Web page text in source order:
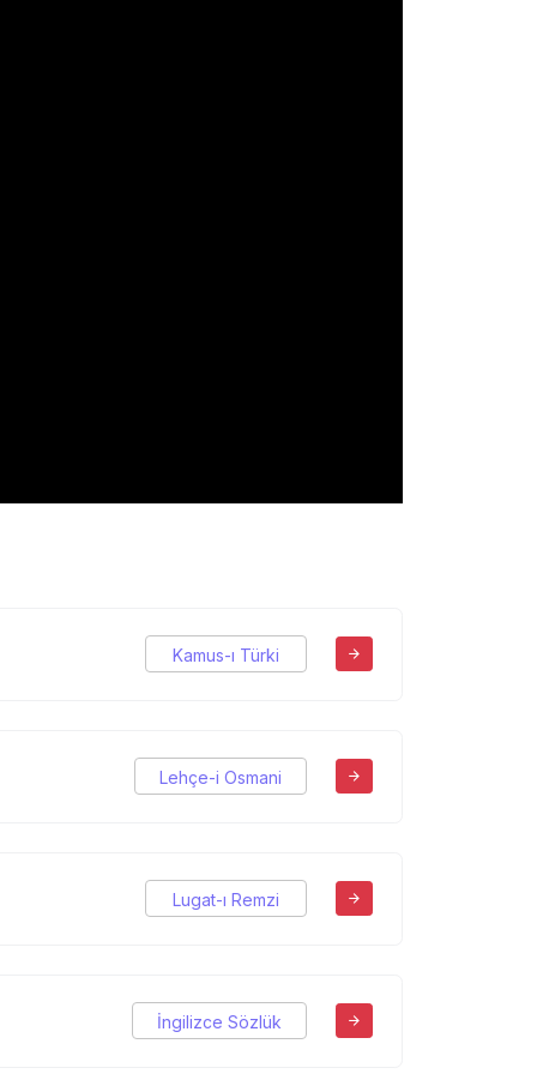
Kamus-ı Türki
Lehçe-i Osmani
Lugat-ı Remzi
İngilizce Sözlük